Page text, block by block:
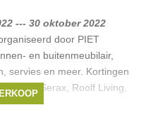
--- 30 oktober 2022
door PIET
en buitenmeubilair,
servies en meer. Kortingen
zoals Serax, Roolf Living,